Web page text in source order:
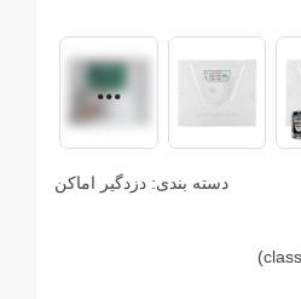
دسته بندی: دزدگیر اماکن